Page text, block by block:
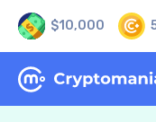
$10,000